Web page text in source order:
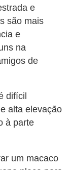
e
são mais
e
na
de
difícil
alta elevação
à parte
um macaco